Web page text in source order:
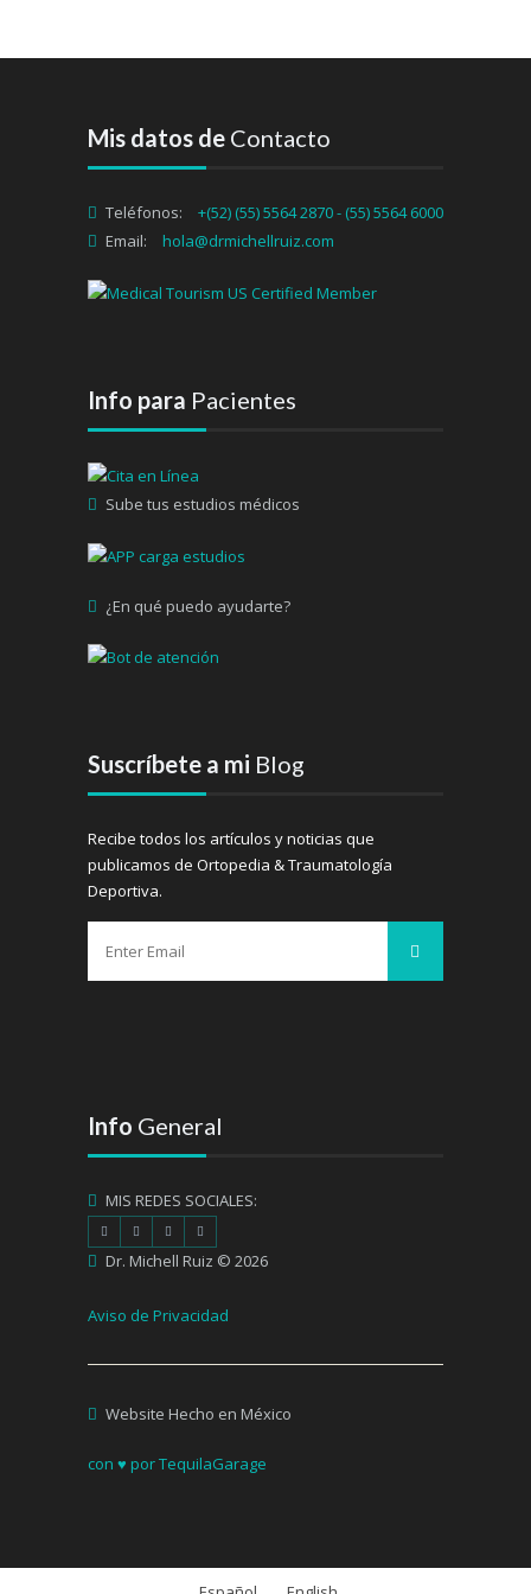
Mis datos de Contacto
Teléfonos:
+(52) (55) 5564 2870 - (55) 5564 6000
Email:
hola@drmichellruiz.com
Info para Pacientes
Sube tus estudios médicos
¿En qué puedo ayudarte?
Suscríbete a mi Blog
Recibe todos los artículos y noticias que
publicamos de Ortopedia & Traumatología
Deportiva.
Info General
MIS REDES SOCIALES:
Dr. Michell Ruiz © 2026
Aviso de Privacidad
Website Hecho en México
con ♥ por TequilaGarage